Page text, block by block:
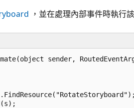
，並在處理內部事件時執行該
sender,